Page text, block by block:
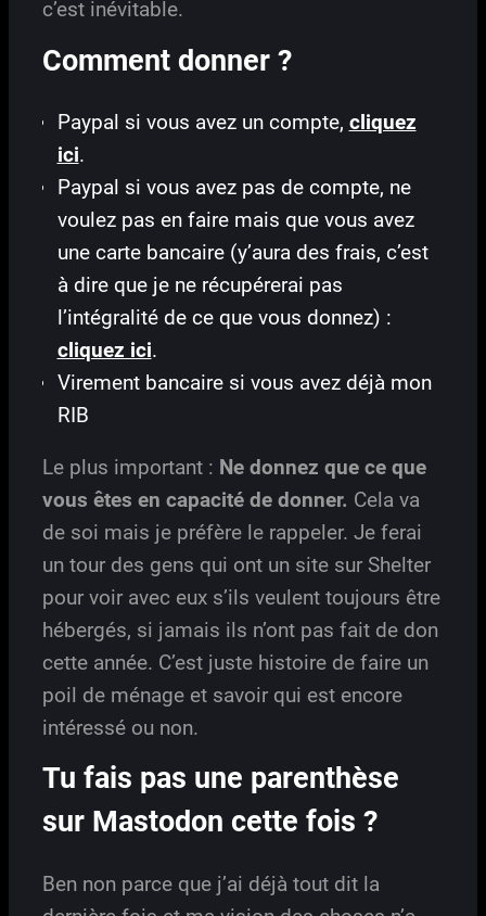
c’est inévitable.
Comment donner ?
Paypal si vous avez un compte, cliquez
ici.
Paypal si vous avez pas de compte, ne
voulez pas en faire mais que vous avez
une carte bancaire (y’aura des frais, c’est
à dire que je ne récupérerai pas
l’intégralité de ce que vous donnez) :
cliquez ici.
Virement bancaire si vous avez déjà mon
RIB
Le plus important : Ne donnez que ce que
vous êtes en capacité de donner. Cela va
de soi mais je préfère le rappeler. Je ferai
un tour des gens qui ont un site sur Shelter
pour voir avec eux s’ils veulent toujours être
hébergés, si jamais ils n’ont pas fait de don
cette année. C’est juste histoire de faire un
poil de ménage et savoir qui est encore
intéressé ou non.
Tu fais pas une parenthèse
sur Mastodon cette fois ?
Ben non parce que j’ai déjà tout dit la